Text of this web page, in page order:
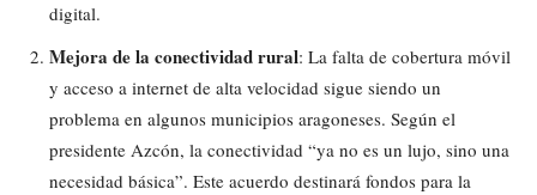
digital.
Mejora de la conectividad rural: La falta de cobertura móvil
y acceso a internet de alta velocidad sigue siendo un
problema en algunos municipios aragoneses. Según el
presidente Azcón, la conectividad “ya no es un lujo, sino una
necesidad básica”. Este acuerdo destinará fondos para la